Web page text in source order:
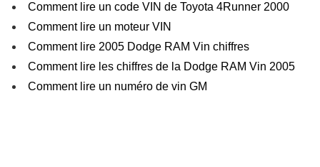
Comment lire un code VIN de Toyota 4Runner 2000
Comment lire un moteur VIN
Comment lire 2005 Dodge RAM Vin chiffres
Comment lire les chiffres de la Dodge RAM Vin 2005
Comment lire un numéro de vin GM